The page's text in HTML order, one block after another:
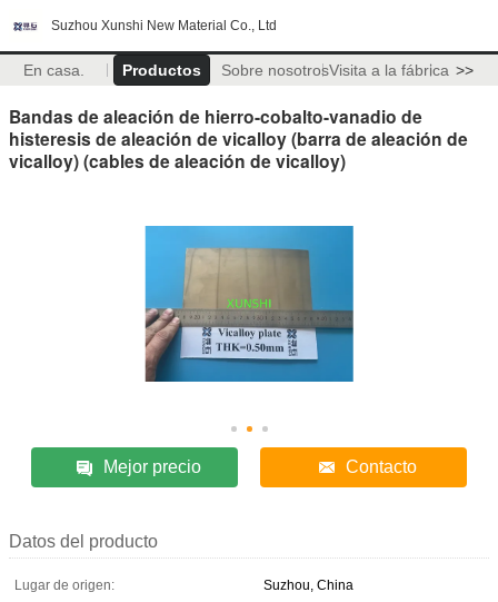
Suzhou Xunshi New Material Co., Ltd
En casa. Productos Sobre nosotrosVisita a la fábrica >>
Bandas de aleación de hierro-cobalto-vanadio de
histeresis de aleación de vicalloy (barra de aleación de
vicalloy) (cables de aleación de vicalloy)
Mejor precio Contacto
Datos del producto
Lugar de origen:
Suzhou, China